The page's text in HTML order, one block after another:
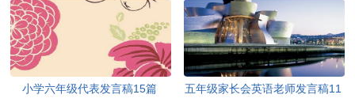
小学六年级代表发言稿15篇
五年级家长会英语老师发言稿11